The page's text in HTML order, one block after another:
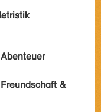
Abenteuer
Freundschaft &